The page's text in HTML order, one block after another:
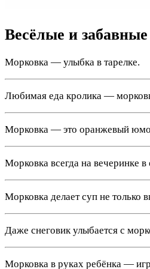
Весёлые и забавные
Морковка — улыбка в тарелке.
Любимая еда кролика —
Морковка — это оранжевый
Морковка всегда на вечеринке в
Морковка делает суп не только
Даже снеговик улыбается с
Морковка в руках ребёнка —